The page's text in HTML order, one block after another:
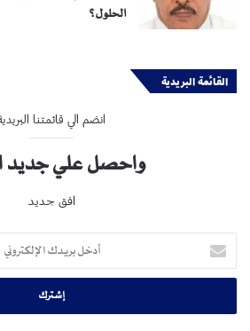
الحلول؟
القائمة البريدية
انضم الي قائمتنا
واحصل علي جديد
افق جديد
بريدك
الإلكتروني